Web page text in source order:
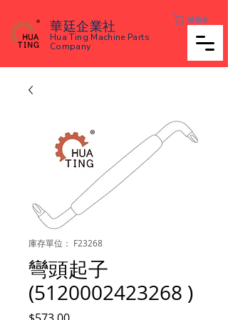
華廷企業社
Hua Ting Machine Parts
Company
購物車
庫存單位： F23268
彎頭起子
(5120002423268 )